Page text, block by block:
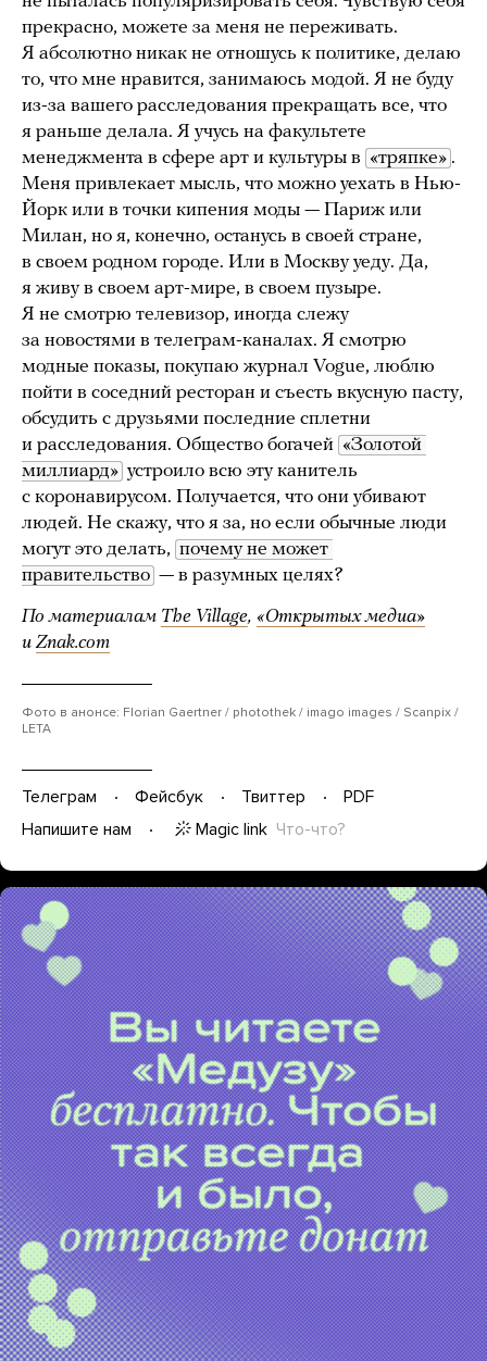
прекрасно, можете за меня не переживать.
Я абсолютно никак не отношусь к политике, делаю
то, что мне нравится, занимаюсь модой. Я не буду
из-за вашего расследования прекращать все, что
я раньше делала. Я учусь на факультете
менеджмента в сфере арт и культуры в «тряпке» .
Меня привлекает мысль, что можно уехать в Нью-
Йорк или в точки кипения моды — Париж или
Милан, но я, конечно, останусь в своей стране,
в своем родном городе. Или в Москву уеду. Да,
я живу в своем арт-мире, в своем пузыре.
Я не смотрю телевизор, иногда слежу
за новостями в телеграм-каналах. Я смотрю
модные показы, покупаю журнал Vogue, люблю
пойти в соседний ресторан и съесть вкусную пасту,
обсудить с друзьями последние сплетни
и расследования. Общество богачей «Золотой
миллиард» устроило всю эту канитель
с коронавирусом. Получается, что они убивают
людей. Не скажу, что я за, но если обычные люди
могут это делать, почему не может
правительство — в разумных целях?
По материалам The Village, «Открытых медиа»
и Znak.com
Фото в анонсе: Florian Gaertner / photothek / imago images / Scanpix /
LETA
Телеграм Фейсбук Твиттер
PDF
Напишите нам
Magic link Что-что?